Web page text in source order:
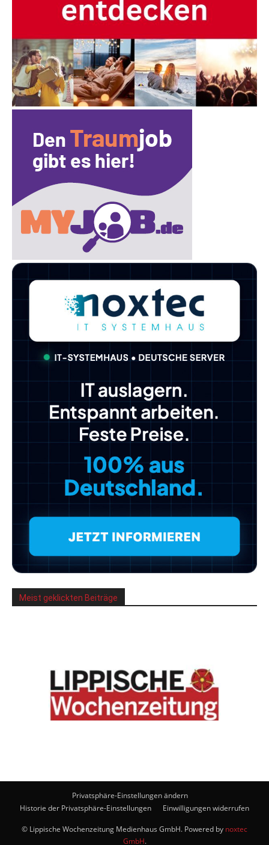
Meist geklickten Beiträge
Privatsphäre-Einstellungen ändern
Historie der Privatsphäre-Einstellungen
Einwilligungen widerrufen
© Lippische Wochenzeitung Medienhaus GmbH. Powered by noxtec
GmbH.